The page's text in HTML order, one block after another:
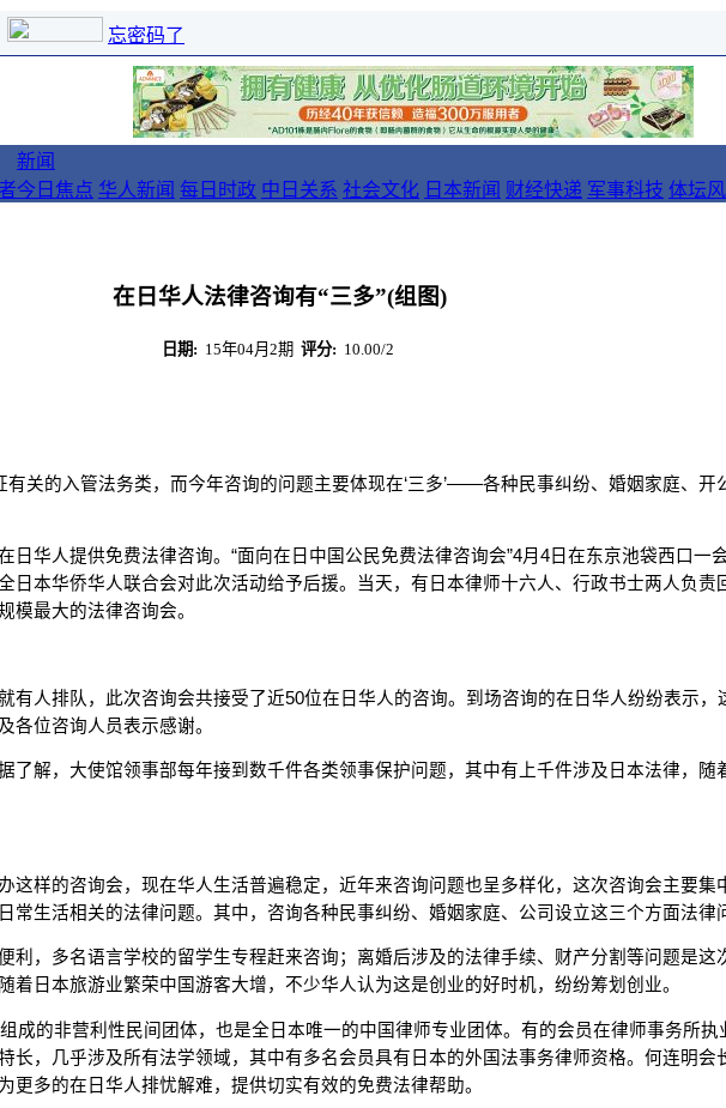
忘密码了
新闻
今日焦点 华人新闻 每日时政 中日关系 社会文化 日本新闻 财经快递 军事科技 体坛
在日华人法律咨询有“三多”(组图)
日期: 15年04月2期 评分: 10.00/2
关的入管法务类，而今年咨询的问题主要体现在‘三多’——各种民事纠纷、婚姻家庭、开
华人提供免费法律咨询。“面向在日中国公民免费法律咨询会”4月4日在东京池袋西口一
本华侨华人联合会对此次活动给予后援。当天，有日本律师十六人、行政书士两人负
模最大的法律咨询会。
有人排队，此次咨询会共接受了近50位在日华人的咨询。到场咨询的在日华人纷纷表示
各位咨询人员表示感谢。
了解，大使馆领事部每年接到数千件各类领事保护问题，其中有上千件涉及日本法律，
样的咨询会，现在华人生活普遍稳定，近年来咨询问题也呈多样化，这次咨询会主要集
生活相关的法律问题。其中，咨询各种民事纠纷、婚姻家庭、公司设立这三个方面法律
，多名语言学校的留学生专程赶来咨询；离婚后涉及的法律手续、财产分割等问题是
日本旅游业繁荣中国游客大增，不少华人认为这是创业的好时机，纷纷筹划创业。
成的非营利性民间团体，也是全日本唯一的中国律师专业团体。有的会员在律师事务所
，几乎涉及所有法学领域，其中有多名会员具有日本的外国法事务律师资格。何连明
多的在日华人排忧解难，提供切实有效的免费法律帮助。